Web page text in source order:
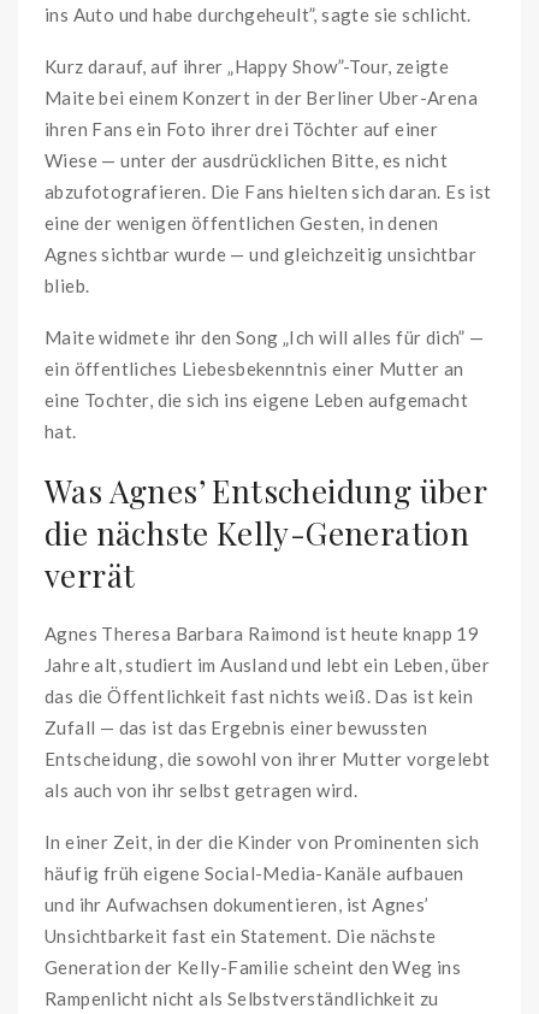
ins Auto und habe durchgeheult”, sagte sie schlicht.
Kurz darauf, auf ihrer „Happy Show”-Tour, zeigte
Maite bei einem Konzert in der Berliner Uber-Arena
ihren Fans ein Foto ihrer drei Töchter auf einer
Wiese — unter der ausdrücklichen Bitte, es nicht
abzufotografieren. Die Fans hielten sich daran. Es ist
eine der wenigen öffentlichen Gesten, in denen
Agnes sichtbar wurde — und gleichzeitig unsichtbar
blieb.
Maite widmete ihr den Song „Ich will alles für dich” —
ein öffentliches Liebesbekenntnis einer Mutter an
eine Tochter, die sich ins eigene Leben aufgemacht
hat.
Was Agnes’ Entscheidung über
die nächste Kelly-Generation
verrät
Agnes Theresa Barbara Raimond ist heute knapp 19
Jahre alt, studiert im Ausland und lebt ein Leben, über
das die Öffentlichkeit fast nichts weiß. Das ist kein
Zufall — das ist das Ergebnis einer bewussten
Entscheidung, die sowohl von ihrer Mutter vorgelebt
als auch von ihr selbst getragen wird.
In einer Zeit, in der die Kinder von Prominenten sich
häufig früh eigene Social-Media-Kanäle aufbauen
und ihr Aufwachsen dokumentieren, ist Agnes’
Unsichtbarkeit fast ein Statement. Die nächste
Generation der Kelly-Familie scheint den Weg ins
Rampenlicht nicht als Selbstverständlichkeit zu